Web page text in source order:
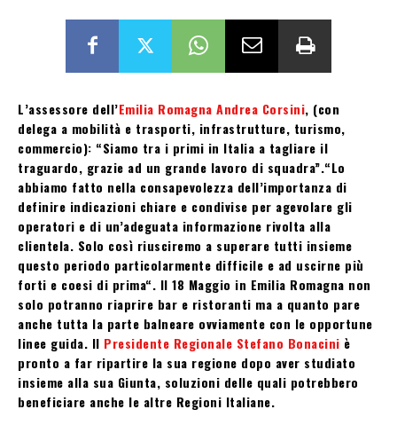
L’assessore dell’Emilia Romagna Andrea Corsini, (con
delega a mobilità e trasporti, infrastrutture, turismo,
commercio): “Siamo tra i primi in Italia a tagliare il
traguardo, grazie ad un grande lavoro di squadra”.“Lo
abbiamo fatto nella consapevolezza dell’importanza di
definire indicazioni chiare e condivise per agevolare gli
operatori e di un’adeguata informazione rivolta alla
clientela. Solo così riusciremo a superare tutti insieme
questo periodo particolarmente difficile e ad uscirne più
forti e coesi di prima“. Il 18 Maggio in Emilia Romagna non
solo potranno riaprire bar e ristoranti ma a quanto pare
anche tutta la parte balneare ovviamente con le opportune
linee guida. Il Presidente Regionale Stefano Bonacini è
pronto a far ripartire la sua regione dopo aver studiato
insieme alla sua Giunta, soluzioni delle quali potrebbero
beneficiare anche le altre Regioni Italiane.